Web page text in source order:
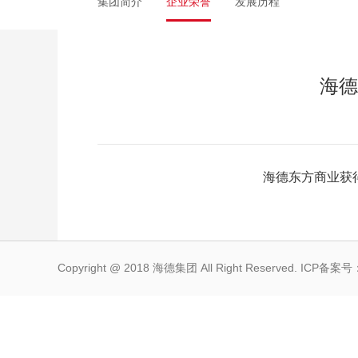
海
海德东方商业获
Copyright @ 2018 海德集团 All Right Reserved. ICP备案号